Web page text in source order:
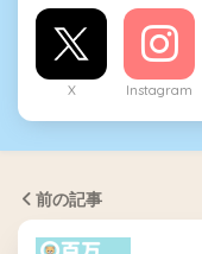
X Instagram
前の記事